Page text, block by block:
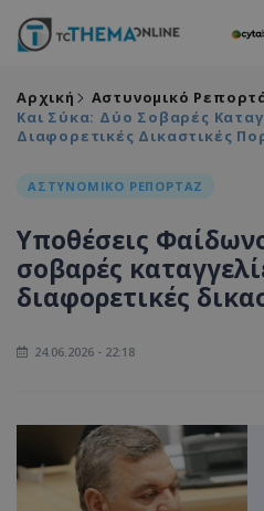
Αρχική Αστυνομικό
Και Σύκα: Δύο Σοβαρές
Διαφορετικές Δικαστικές
ΑΣΤΥΝΟΜΙΚΟ ΡΕΠΟΡΤΑΖ
Υποθέσεις
σοβαρές
διαφορετικές
24.06.2026 - 22:18